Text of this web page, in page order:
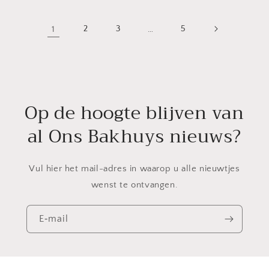
1 2 3 … 5
Op de hoogte blijven van
al Ons Bakhuys nieuws?
Vul hier het mail-adres in waarop u alle nieuwtjes
wenst te ontvangen.
E‑mail